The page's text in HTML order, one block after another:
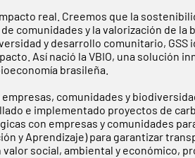
real. Creemos que la
comunidades y la valorización de la
y desarrollo comunitario,
Así nació la VBIO, una solución
brasileña.
comunidades y
e implementado proyectos de
con empresas y comunidades
y Aprendizaje) para garantizar
social, ambiental y económico,